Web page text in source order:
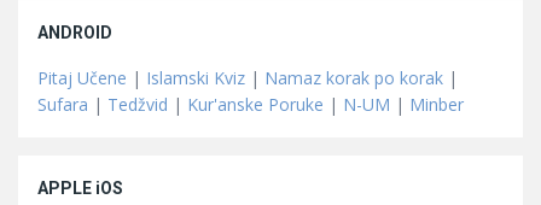
ANDROID
Pitaj Učene | Islamski Kviz | Namaz korak po korak |
Sufara | Tedžvid | Kur'anske Poruke | N-UM | Minber
APPLE iOS